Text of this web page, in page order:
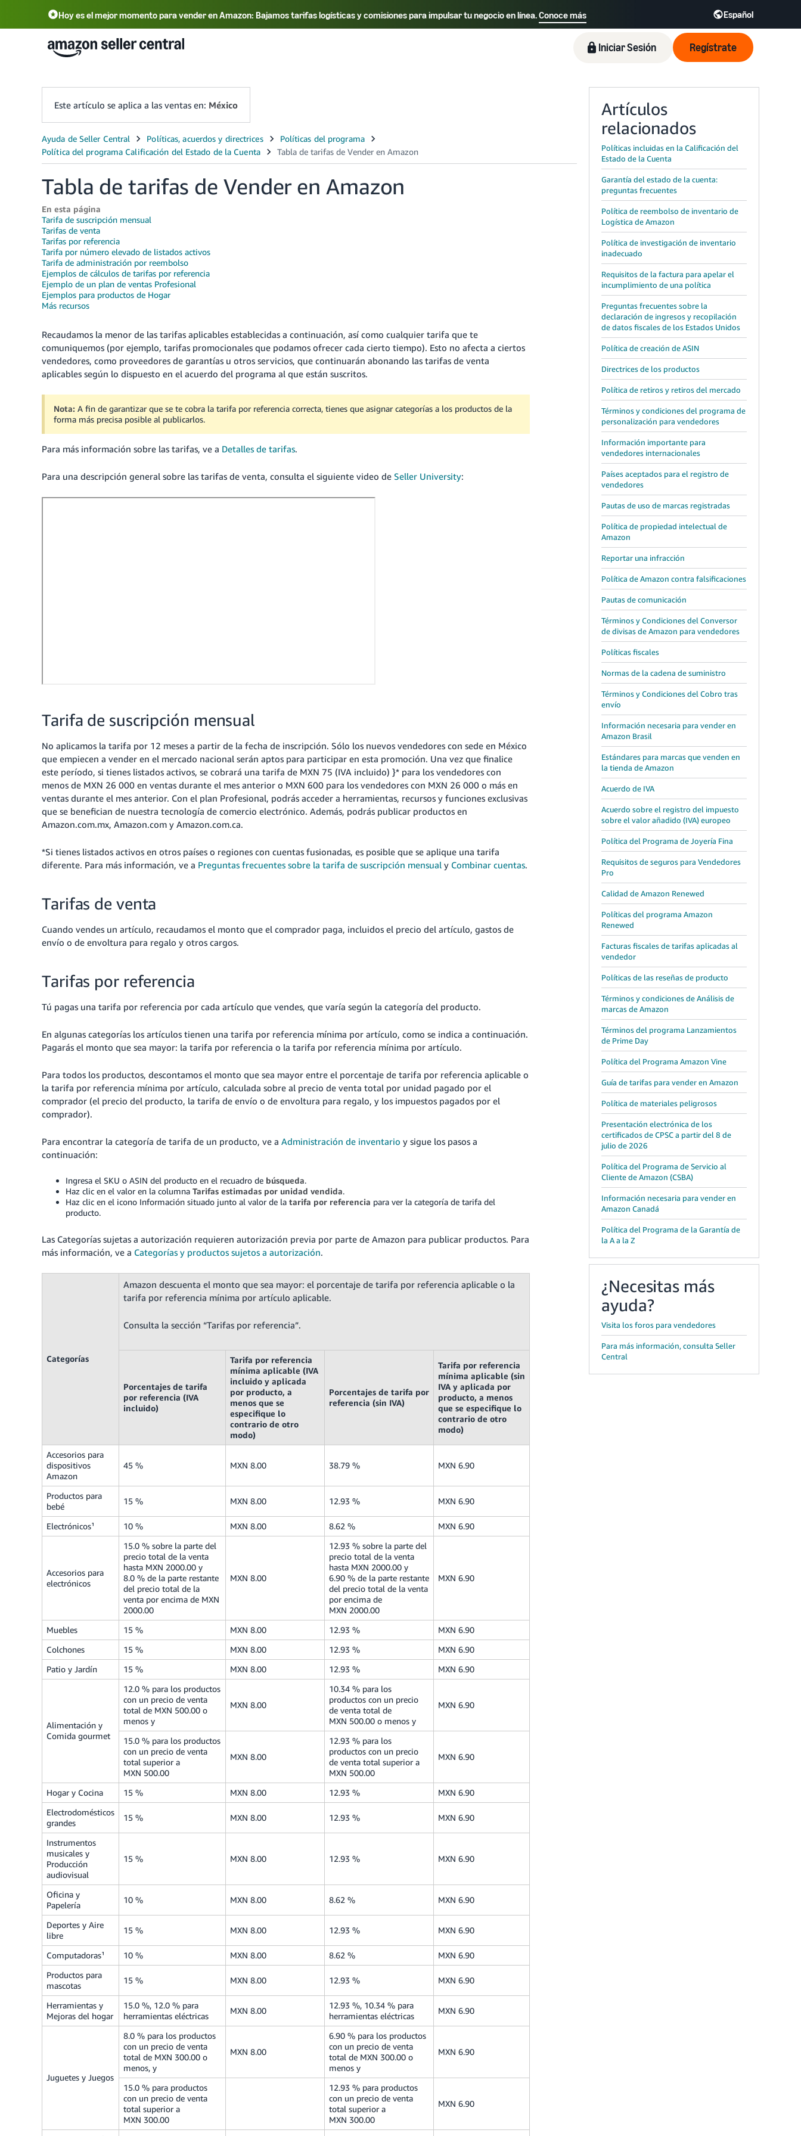
Hoy es el mejor momento para vender en Amazon: Bajamos tarifas logísticas y comisiones para impulsar tu negocio en línea.Conoce más Español
Select your preferred language
日本語 - JP
Español - MX
Iniciar Sesión Regístrate
Este artículo se aplica a las ventas en: México
Tabla de tarifas de Vender en Amazon
En esta página
Tarifa de suscripción mensual
Tarifas de venta
Tarifas por referencia
Tarifa por número elevado de listados activos
Tarifa de administración por reembolso
Ejemplos de cálculos de tarifas por referencia
Ejemplo de un plan de ventas Profesional
Ejemplos para productos de Hogar
Más recursos
Recaudamos la menor de las tarifas aplicables establecidas a continuación, así como cualquier tarifa que te
comuniquemos (por ejemplo, tarifas promocionales que podamos ofrecer cada cierto tiempo). Esto no afecta a ciertos
vendedores, como proveedores de garantías u otros servicios, que continuarán abonando las tarifas de venta
aplicables según lo dispuesto en el acuerdo del programa al que están suscritos.
Nota: A fin de garantizar que se te cobra la tarifa por referencia correcta, tienes que asignar categorías a los productos de la
forma más precisa posible al publicarlos.
Para más información sobre las tarifas, ve a Detalles de tarifas.
Para una descripción general sobre las tarifas de venta, consulta el siguiente video de Seller University:
Tarifa de suscripción mensual
No aplicamos la tarifa por 12 meses a partir de la fecha de inscripción. Sólo los nuevos vendedores con sede en México
que empiecen a vender en el mercado nacional serán aptos para participar en esta promoción. Una vez que finalice
este período, si tienes listados activos, se cobrará una tarifa de MXN 75 (IVA incluido) }* para los vendedores con
menos de MXN 26 000 en ventas durante el mes anterior o MXN 600 para los vendedores con MXN 26 000 o más en
ventas durante el mes anterior. Con el plan Profesional, podrás acceder a herramientas, recursos y funciones exclusivas
que se benefician de nuestra tecnología de comercio electrónico. Además, podrás publicar productos en
Amazon.com.mx, Amazon.com y Amazon.com.ca.
*Si tienes listados activos en otros países o regiones con cuentas fusionadas, es posible que se aplique una tarifa
diferente. Para más información, ve a Preguntas frecuentes sobre la tarifa de suscripción mensual y Combinar cuentas.
Tarifas de venta
Cuando vendes un artículo, recaudamos el monto que el comprador paga, incluidos el precio del artículo, gastos de
envío o de envoltura para regalo y otros cargos.
Tarifas por referencia
Tú pagas una tarifa por referencia por cada artículo que vendes, que varía según la categoría del producto.
En algunas categorías los artículos tienen una tarifa por referencia mínima por artículo, como se indica a continuación.
Pagarás el monto que sea mayor: la tarifa por referencia o la tarifa por referencia mínima por artículo.
Para todos los productos, descontamos el monto que sea mayor entre el porcentaje de tarifa por referencia aplicable o
la tarifa por referencia mínima por artículo, calculada sobre al precio de venta total por unidad pagado por el
comprador (el precio del producto, la tarifa de envío o de envoltura para regalo, y los impuestos pagados por el
comprador).
Para encontrar la categoría de tarifa de un producto, ve a Administración de inventario y sigue los pasos a
continuación:
Ingresa el SKU o ASIN del producto en el recuadro de búsqueda.
Haz clic en el valor en la columna Tarifas estimadas por unidad vendida.
Haz clic en el icono Información situado junto al valor de la tarifa por referencia para ver la categoría de tarifa del
producto.
Las Categorías sujetas a autorización requieren autorización previa por parte de Amazon para publicar productos. Para
más información, ve a Categorías y productos sujetos a autorización.
Categorías
Amazon descuenta el monto que sea mayor: el porcentaje de tarifa por referencia aplicable o la
tarifa por referencia mínima por artículo aplicable.
Consulta la sección “Tarifas por referencia”.
Porcentajes de tarifa
por referencia (IVA
incluido)
Tarifa por referencia
mínima aplicable (IVA
incluido y aplicada
por producto, a
menos que se
especifique lo
contrario de otro
modo)
Porcentajes de tarifa por
referencia (sin IVA)
Tarifa por referencia
mínima aplicable (sin
IVA y aplicada por
producto, a menos
que se especifique lo
contrario de otro
modo)
Accesorios para
dispositivos
Amazon
45 % MXN 8.00 38.79 % MXN 6.90
Productos para
bebé
15 % MXN 8.00 12.93 % MXN 6.90
Electrónicos¹ 10 % MXN 8.00 8.62 % MXN 6.90
Accesorios para
electrónicos
15.0 % sobre la parte del
precio total de la venta
hasta MXN 2000.00 y
8.0 % de la parte restante
del precio total de la
venta por encima de MXN
2000.00
MXN 8.00
12.93 % sobre la parte del
precio total de la venta
hasta MXN 2000.00 y
6.90 % de la parte restante
del precio total de la venta
por encima de
MXN 2000.00
MXN 6.90
Muebles 15 % MXN 8.00 12.93 %
MXN 6.90
Colchones
15 % MXN 8.00 12.93 %
MXN 6.90
Patio y Jardín
15 % MXN 8.00 12.93 % MXN 6.90
Alimentación y
Comida gourmet
12.0 % para los productos
con un precio de venta
total de MXN 500.00 o
menos y
MXN 8.00
10.34 % para los
productos con un precio
de venta total de
MXN 500.00 o menos y
MXN 6.90
15.0 % para los productos
con un precio de venta
total superior a
MXN 500.00
MXN 8.00
12.93 % para los
productos con un precio
de venta total superior a
MXN 500.00
MXN 6.90
Hogar y Cocina 15 % MXN 8.00 12.93 %
MXN 6.90
Electrodomésticos
grandes
15 % MXN 8.00 12.93 % MXN 6.90
Instrumentos
musicales y
Producción
audiovisual
15 % MXN 8.00 12.93 % MXN 6.90
Oficina y
Papelería
10 % MXN 8.00 8.62 % MXN 6.90
Deportes y Aire
libre
15 % MXN 8.00 12.93 % MXN 6.90
Computadoras¹ 10 % MXN 8.00 8.62 %
MXN 6.90
Productos para
mascotas
15 % MXN 8.00 12.93 % MXN 6.90
Herramientas y
Mejoras del hogar
15.0 %, 12.0 % para
herramientas eléctricas
MXN 8.00
12.93 %, 10.34 % para
herramientas eléctricas
MXN 6.90
Juguetes y Juegos
8.0 % para los productos
con un precio de venta
total de MXN 300.00 o
menos, y
MXN 8.00
6.90 % para los productos
con un precio de venta
total de MXN 300.00 o
menos y
MXN 6.90
15.0 % para productos
con un precio de venta
total superior a
MXN 300.00
12.93 % para productos
con un precio de venta
total superior a
MXN 300.00
MXN 6.90
Artículos
relacionados
Políticas incluidas en la Calificación del
Estado de la Cuenta
Garantía del estado de la cuenta:
preguntas frecuentes
Política de reembolso de inventario de
Logística de Amazon
Política de investigación de inventario
inadecuado
Requisitos de la factura para apelar el
incumplimiento de una política
Preguntas frecuentes sobre la
declaración de ingresos y recopilación
de datos fiscales de los Estados Unidos
Política de creación de ASIN
Directrices de los productos
Política de retiros y retiros del mercado
Términos y condiciones del programa de
personalización para vendedores
Información importante para
vendedores internacionales
Países aceptados para el registro de
vendedores
Pautas de uso de marcas registradas
Política de propiedad intelectual de
Amazon
Reportar una infracción
Política de Amazon contra falsificaciones
Pautas de comunicación
Términos y Condiciones del Conversor
de divisas de Amazon para vendedores
Políticas fiscales
Normas de la cadena de suministro
Términos y Condiciones del Cobro tras
envío
Información necesaria para vender en
Amazon Brasil
Estándares para marcas que venden en
la tienda de Amazon
Acuerdo de IVA
Acuerdo sobre el registro del impuesto
sobre el valor añadido (IVA) europeo
Política del Programa de Joyería Fina
Requisitos de seguros para Vendedores
Pro
Calidad de Amazon Renewed
Políticas del programa Amazon
Renewed
Facturas fiscales de tarifas aplicadas al
vendedor
Políticas de las reseñas de producto
Términos y condiciones de Análisis de
marcas de Amazon
Términos del programa Lanzamientos
de Prime Day
Política del Programa Amazon Vine
Guía de tarifas para vender en Amazon
Política de materiales peligrosos
Presentación electrónica de los
certificados de CPSC a partir del 8 de
julio de 2026
Política del Programa de Servicio al
Cliente de Amazon (CSBA)
Información necesaria para vender en
Amazon Canadá
Política del Programa de la Garantía de
la A a la Z
¿Necesitas más
ayuda?
Visita los foros para vendedores
Para más información, consulta Seller
Central